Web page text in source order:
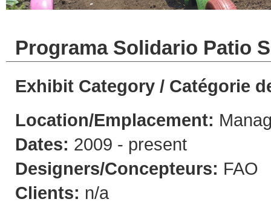
Programa Solidario Patio
Exhibit Category / Catégorie
Location/Emplacement:
Dates: 2009 - present
Designers/Concepteurs: FAO
Clients: n/a